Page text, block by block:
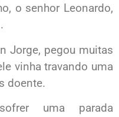
o senhor Leonardo,
Jorge, pegou muitas
vinha travando uma
doente.
uma parada